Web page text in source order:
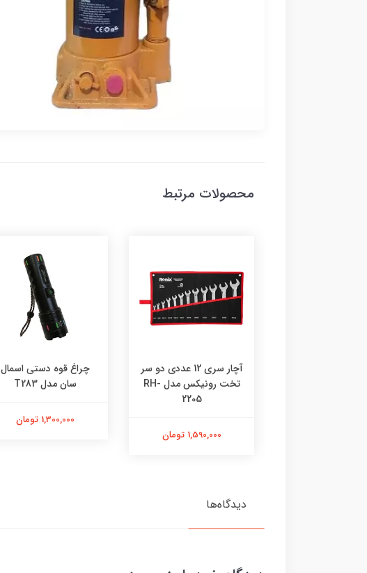
محصولات مرتبط
آچار سری 12 عددی دو سر
تخت رونیکس مدل RH-
2205
1,590,000 تومان
چراغ قوه دستی اسمال
سان مدل T283
1,300,000 تومان
دیدگاه‌ها